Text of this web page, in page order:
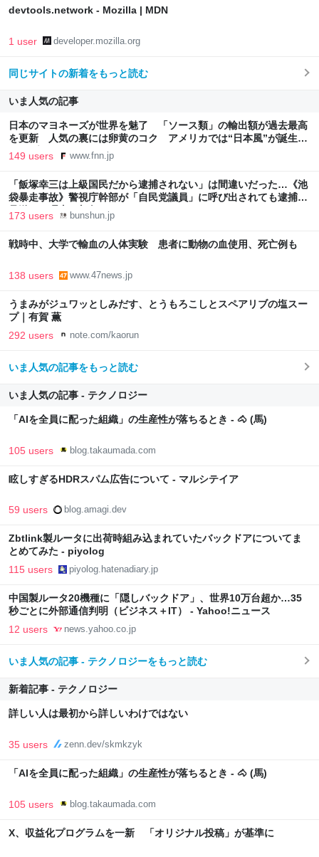
devtools.network - Mozilla | MDN
1 user developer.mozilla.org
同じサイトの新着をもっと読む
いま人気の記事
日本のマヨネーズが世界を魅了 「ソース類」の輸出額が過去最高
を更新 人気の裏には卵黄のコク アメリカでは“日本風”が誕生｜
FNNプライムオンライン
149 users www.fnn.jp
「飯塚幸三は上級国民だから逮捕されない」は間違いだった…《池
袋暴走事故》警視庁幹部が「自民党議員」に呼び出されても逮捕を
見送った理由 | 文春オンライン
173 users bunshun.jp
戦時中、大学で輸血の人体実験 患者に動物の血使用、死亡例も
138 users www.47news.jp
うまみがジュワッとしみだす、とうもろこしとスペアリブの塩スー
プ｜有賀 薫
292 users note.com/kaorun
いま人気の記事をもっと読む
いま人気の記事 - テクノロジー
「AIを全員に配った組織」の生産性が落ちるとき - 🐴 (馬)
105 users blog.takaumada.com
眩しすぎるHDRスパム広告について - マルシテイア
59 users blog.amagi.dev
Zbtlink製ルータに出荷時組み込まれていたバックドアについてま
とめてみた - piyolog
115 users piyolog.hatenadiary.jp
中国製ルータ20機種に「隠しバックドア」、世界10万台超か…35
秒ごとに外部通信判明（ビジネス＋IT） - Yahoo!ニュース
12 users news.yahoo.co.jp
いま人気の記事 - テクノロジーをもっと読む
新着記事 - テクノロジー
詳しい人は最初から詳しいわけではない
35 users zenn.dev/skmkzyk
「AIを全員に配った組織」の生産性が落ちるとき - 🐴 (馬)
105 users blog.takaumada.com
X、収益化プログラムを一新 「オリジナル投稿」が基準に